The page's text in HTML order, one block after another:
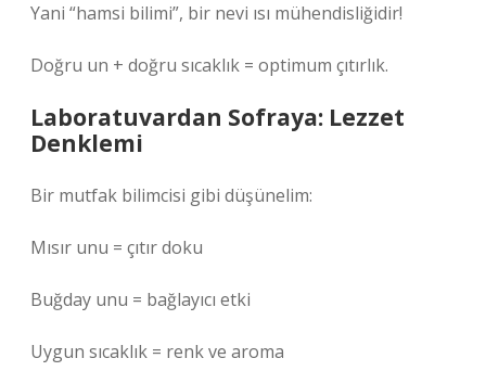
Yani “hamsi bilimi”, bir nevi ısı mühendisliğidir!
Doğru un + doğru sıcaklık = optimum çıtırlık.
Laboratuvardan Sofraya: Lezzet
Denklemi
Bir mutfak bilimcisi gibi düşünelim:
Mısır unu = çıtır doku
Buğday unu = bağlayıcı etki
Uygun sıcaklık = renk ve aroma